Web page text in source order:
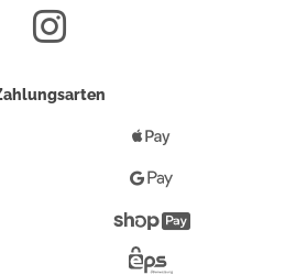
Pay
Google
Pay